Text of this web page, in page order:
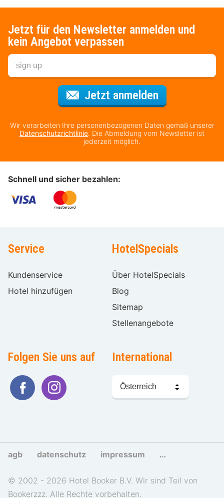
Jetzt für den Newsletter anmelden und
kein Angebot verpassen
Jetzt anmeldenFür den
Wir verarbeiten Ihre personenbezogenen Daten gemäß unserer
Datenschutzrichtlinie. Die Abmeldung vom Newsletter ist
jederzeit möglich.
Schnell und sicher bezahlen:
Service
Kundenservice
Hotel hinzufügen
HotelSpecials
Über HotelSpecials
Blog
Sitemap
Stellenangebote
Folgen Sie uns auf International
Sprache
wählen
agb datenschutz impressum cookies und
© 2002 - 2026 Hotel Booker B.V. Wir sind Teil von
Bookerzzz. Alle Rechte vorbehalten.